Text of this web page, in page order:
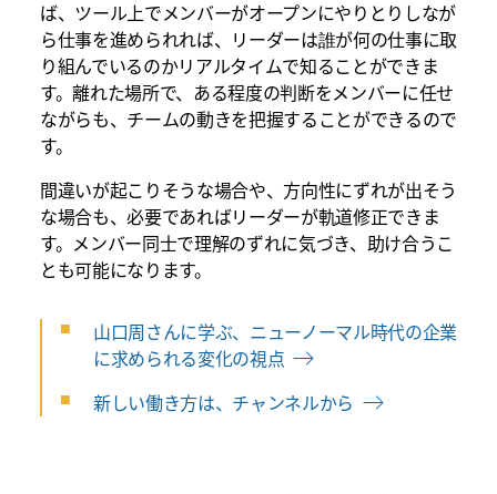
ば、ツール上でメンバーがオープンにやりとりしなが
ら仕事を進められれば、リーダーは誰が何の仕事に取
り組んでいるのかリアルタイムで知ることができま
す。離れた場所で、ある程度の判断をメンバーに任せ
ながらも、チームの動きを把握することができるので
す。
間違いが起こりそうな場合や、方向性にずれが出そう
な場合も、必要であればリーダーが軌道修正できま
す。メンバー同士で理解のずれに気づき、助け合うこ
とも可能になります。
山口周さんに学ぶ、ニューノーマル時代の企業
に求められる変化の視点
新しい働き方は、チャンネルから